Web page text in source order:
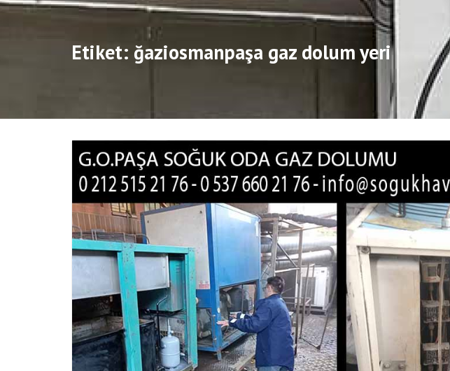
Etiket: ğaziosmanpaşa gaz dolum yeri